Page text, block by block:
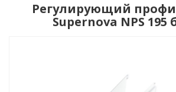
Регулирующий
Supernova NPS 195